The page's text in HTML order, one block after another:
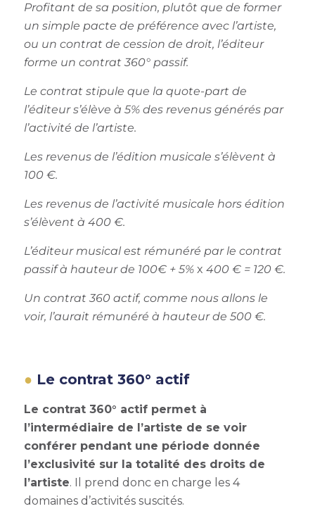
Profitant de sa position, plutôt que de former
un simple pacte de préférence avec l’artiste,
ou un contrat de cession de droit, l’éditeur
forme un contrat 360° passif.
Le contrat stipule que la quote-part de
l’éditeur s’élève à 5% des revenus générés par
l’activité de l’artiste.
Les revenus de l’édition musicale s’élèvent à
100 €.
Les revenus de l’activité musicale hors édition
s’élèvent à 400 €.
L’éditeur musical est rémunéré par le contrat
passif à hauteur de 100€ + 5% x 400 € = 120 €.
Un contrat 360 actif, comme nous allons le
voir, l’aurait rémunéré à hauteur de 500 €.
Le contrat 360° actif
Le contrat 360° actif permet à
l’intermédiaire de l’artiste de se voir
conférer pendant une période donnée
l’exclusivité sur la totalité des droits de
l’artiste. Il prend donc en charge les 4
domaines d’activités suscités.